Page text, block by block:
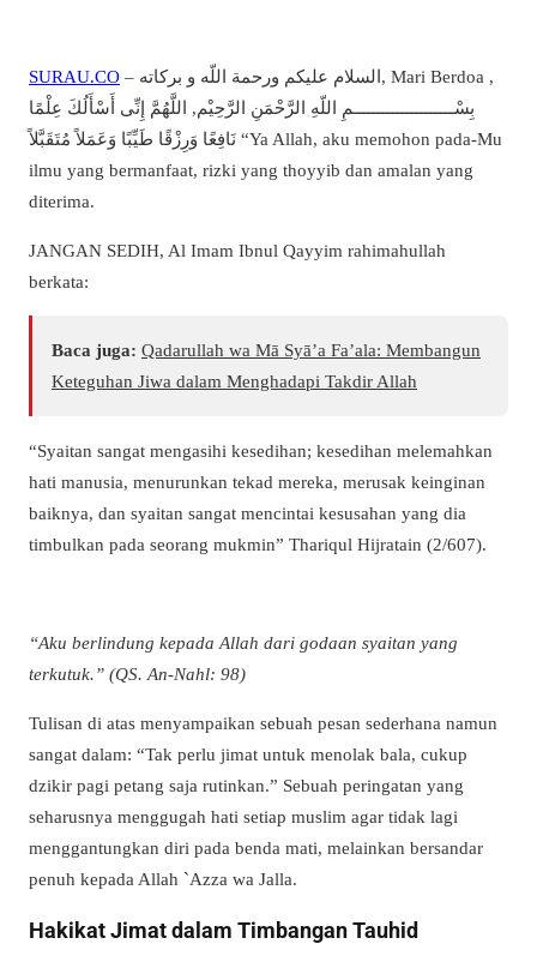
SURAU.CO – السلام عليكم ورحمة اللّه و بركاته, Mari Berdoa ,
بِسْـــــــــــــــــــــمِ اللّهِ الرَّحْمَنِ الرَّحِيْم, اللَّهُمَّ إِنِّى أَسْأَلُكَ عِلْمًا
نَافِعًا وَرِزْقًا طَيِّبًا وَعَمَلاً مُتَقَبَّلاً “Ya Allah, aku memohon pada-Mu
ilmu yang bermanfaat, rizki yang thoyyib dan amalan yang
diterima.
JANGAN SEDIH, Al Imam Ibnul Qayyim rahimahullah
berkata:
Baca juga: Qadarullah wa Mā Syā’a Fa’ala: Membangun
Keteguhan Jiwa dalam Menghadapi Takdir Allah
“Syaitan sangat mengasihi kesedihan; kesedihan melemahkan
hati manusia, menurunkan tekad mereka, merusak keinginan
baiknya, dan syaitan sangat mencintai kesusahan yang dia
timbulkan pada seorang mukmin” Thariqul Hijratain (2/607).
“Aku berlindung kepada Allah dari godaan syaitan yang
terkutuk.” (QS. An-Nahl: 98)
Tulisan di atas menyampaikan sebuah pesan sederhana namun
sangat dalam: “Tak perlu jimat untuk menolak bala, cukup
dzikir pagi petang saja rutinkan.” Sebuah peringatan yang
seharusnya menggugah hati setiap muslim agar tidak lagi
menggantungkan diri pada benda mati, melainkan bersandar
penuh kepada Allah `Azza wa Jalla.
Hakikat Jimat dalam Timbangan Tauhid